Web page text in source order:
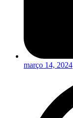
março 14, 2024